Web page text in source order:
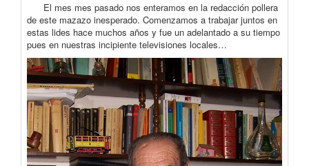
El mes mes pasado nos enteramos en la redacción pollera
de este mazazo inesperado. Comenzamos a trabajar juntos en
estas lides hace muchos años y fue un adelantado a su tiempo
pues en nuestras incipiente televisiones locales…